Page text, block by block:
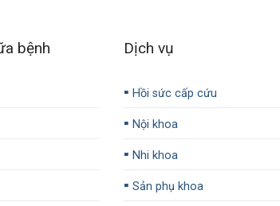
bệnh Dịch vụ
▪️ Hồi sức cấp cứu
▪️ Nội khoa
▪️ Nhi khoa
▪️ Sản phụ khoa